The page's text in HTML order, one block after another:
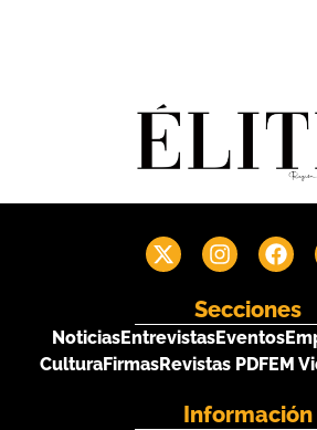
Secciones
NoticiasEntrevistasEventos
CulturaFirmasRevistas PDFEM
Información